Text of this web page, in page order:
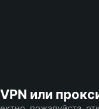
или